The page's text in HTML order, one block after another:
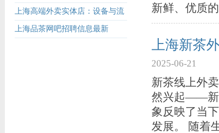
上海高端外卖实体店：设备与流
程全曝光_303
上海品茶网吧招聘信息最新
新鲜、优质
上海新茶
2025-06-21
新茶线上外
然兴起——新
象反映了当
发展。 随着